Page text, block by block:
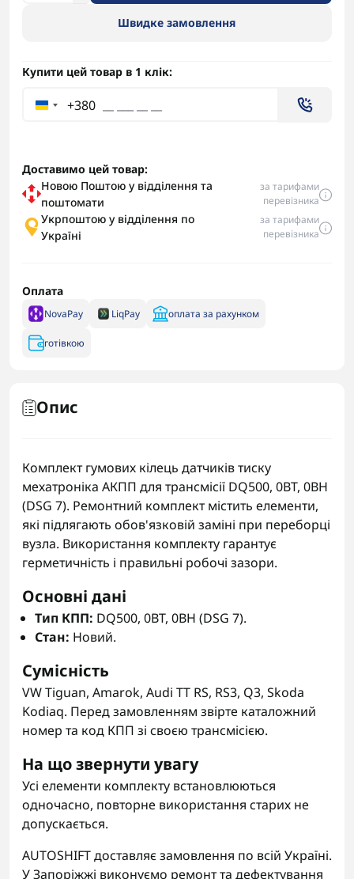
Швидке замовлення
Купити цей товар в 1 клік:
+380
Доставимо цей товар:
Новою Поштою у відділення та
поштомати
за тарифами
перевізника
Укрпоштою у відділення по
Україні
за тарифами
перевізника
Оплата
NovaPay LiqPay оплата за рахунком
готівкою
Опис
Комплект гумових кілець датчиків тиску
мехатроніка АКПП для трансмісії DQ500, 0BT, 0BH
(DSG 7). Ремонтний комплект містить елементи,
які підлягають обов'язковій заміні при переборці
вузла. Використання комплекту гарантує
герметичність і правильні робочі зазори.
Основні дані
Тип КПП: DQ500, 0BT, 0BH (DSG 7).
Стан: Новий.
Сумісність
VW Tiguan, Amarok, Audi TT RS, RS3, Q3, Skoda
Kodiaq. Перед замовленням звірте каталожний
номер та код КПП зі своєю трансмісією.
На що звернути увагу
Усі елементи комплекту встановлюються
одночасно, повторне використання старих не
допускається.
AUTOSHIFT доставляє замовлення по всій Україні.
У Запоріжжі виконуємо ремонт та дефектування